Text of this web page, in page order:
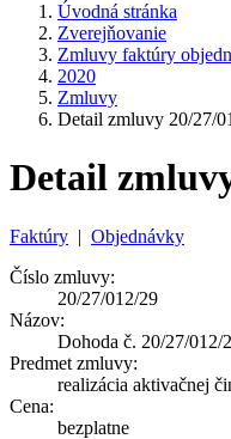
Úvodná stránka
Zverejňovanie
Zmluvy faktúry
2020
Zmluvy
Detail zmluvy 20/27/
Detail
Faktúry | Objednávky
Číslo zmluvy:
20/27/012/29
Názov:
Dohoda č. 20/27/012/
Predmet zmluvy:
realizácia aktivačnej
Cena:
bezplatne